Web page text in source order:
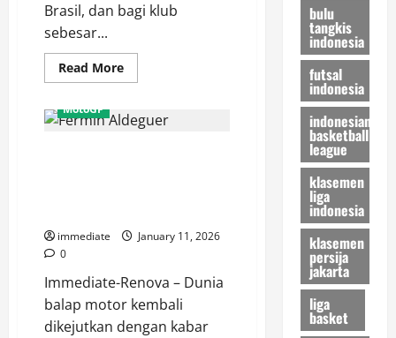
Brasil, dan bagi klub
sebesar...
Read MoreRead
more
Luan
Belo,
Edan
MotoGP
immediate
January 11, 2026
0
Immediate-Renova – Dunia
balap motor kembali
dikejutkan dengan kabar
bulu
tangkis
indonesia
futsal
indonesia
indonesian
basketball
league
klasemen
liga
indonesia
klasemen
persija
jakarta
liga
basket